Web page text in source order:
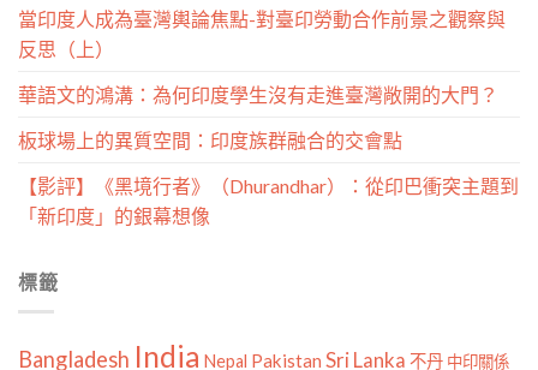
當印度人成為臺灣輿論焦點-對臺印勞動合作前景之觀察與
反思（上）
華語文的鴻溝：為何印度學生沒有走進臺灣敞開的大門？
板球場上的異質空間：印度族群融合的交會點
【影評】《黑境行者》（Dhurandhar）：從印巴衝突主題到
「新印度」的銀幕想像
標籤
Bangladesh India Nepal Pakistan Sri Lanka 不丹 中印關係